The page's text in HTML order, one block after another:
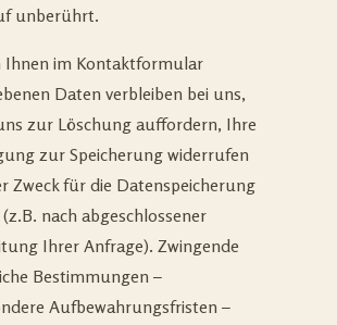
unberührt.
Ihnen im Kontaktformular
Daten verbleiben bei uns,
zur Löschung auffordern, Ihre
zur Speicherung widerrufen
Zweck für die Datenspeicherung
nach abgeschlossener
Ihrer Anfrage). Zwingende
Bestimmungen –
Aufbewahrungsfristen –